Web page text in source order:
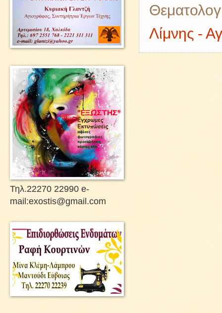
Λίμνης -
Τηλ.22270 22990 e-
mail:exostis@gmail.com